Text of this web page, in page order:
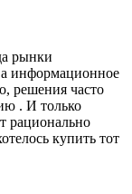
рынки
информационное
решения часто
. И только
рационально
купить тот